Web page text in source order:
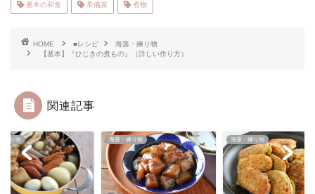
基本の和食 常備菜 煮物
HOME ■レシピ
海藻・練り物
【基本】『ひじきの煮もの』（詳しい作り方）
関連記事
・練り物 海藻・練り物 海藻・練り物